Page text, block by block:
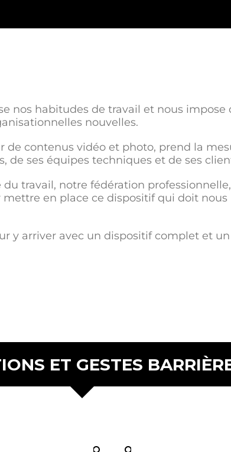
nos habitudes de travail et nous
nouvelles.
de contenus vidéo et photo, prend la
de ses équipes techniques et de ses
travail, notre fédération
mettre en place ce dispositif qui doit
y arriver avec un dispositif complet et
ET GESTES